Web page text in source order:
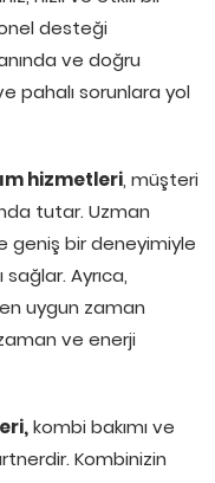
desteği
ve doğru
pahalı sorunlara yol
hizmetleri, müşteri
tutar. Uzman
geniş bir deneyimiyle
Ayrıca,
uygun zaman
ve enerji
kombi bakımı ve
Kombinizin